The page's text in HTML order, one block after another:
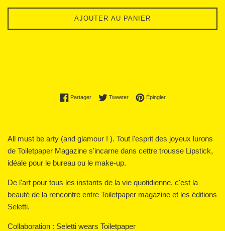
AJOUTER AU PANIER
PartagerPartager sur Facebook
TweeterTweeter sur Twitter
ÉpinglerÉpingler sur Pinterest
All must be arty (and glamour ! ). Tout l'esprit des joyeux lurons
de Toiletpaper Magazine s'incarne dans cettre trousse Lipstick,
idéale pour le bureau ou le make-up.
De l'art pour tous les instants de la vie quotidienne, c'est la
beauté de la rencontre entre Toiletpaper magazine et les éditions
Seletti.
Collaboration : Seletti wears Toiletpaper